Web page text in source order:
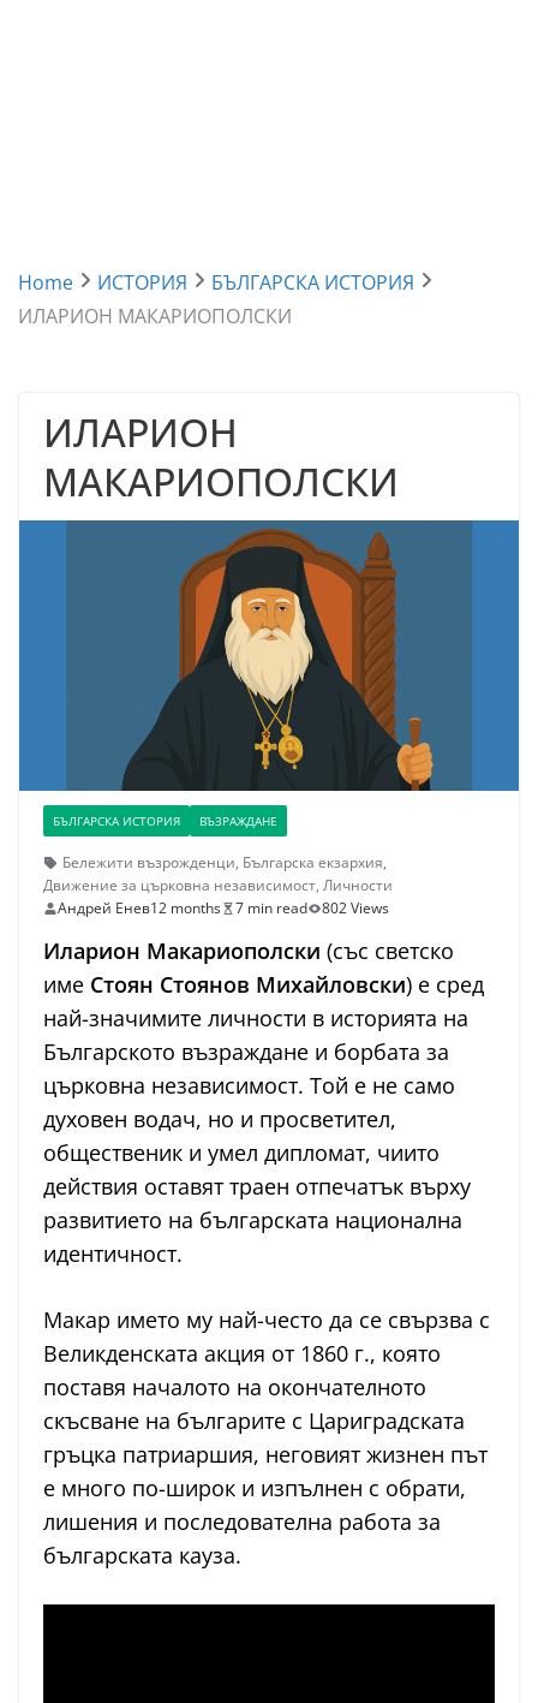
Home ИСТОРИЯ
БЪЛГАРСКА ИСТОРИЯ
ИЛАРИОН МАКАРИОПОЛСКИ
ИЛАРИОН
МАКАРИОПОЛСКИ
БЪЛГАРСКА ИСТОРИЯ ВЪЗРАЖДАНЕ
Бележити възрожденци, Българска екзархия,
Движение за църковна независимост, Личности
Андрей Енев12 months 7 min read 802 Views
Иларион Макариополски (със светско
име Стоян Стоянов Михайловски) е сред
най-значимите личности в историята на
Българското възраждане и борбата за
църковна независимост. Той е не само
духовен водач, но и просветител,
общественик и умел дипломат, чиито
действия оставят траен отпечатък върху
развитието на българската национална
идентичност.
Макар името му най-често да се свързва с
Великденската акция от 1860 г., която
поставя началото на окончателното
скъсване на българите с Цариградската
гръцка патриаршия, неговият жизнен път
е много по-широк и изпълнен с обрати,
лишения и последователна работа за
българската кауза.